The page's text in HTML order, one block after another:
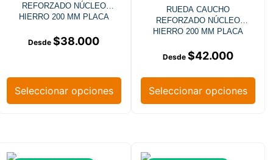
REFORZADO NÚCLEO
HIERRO 200 MM PLACA
$38.000
Seleccionar opciones
RUEDA CAUCHO
REFORZADO NÚCLEO
HIERRO 200 MM PLACA
$42.000
Seleccionar opciones